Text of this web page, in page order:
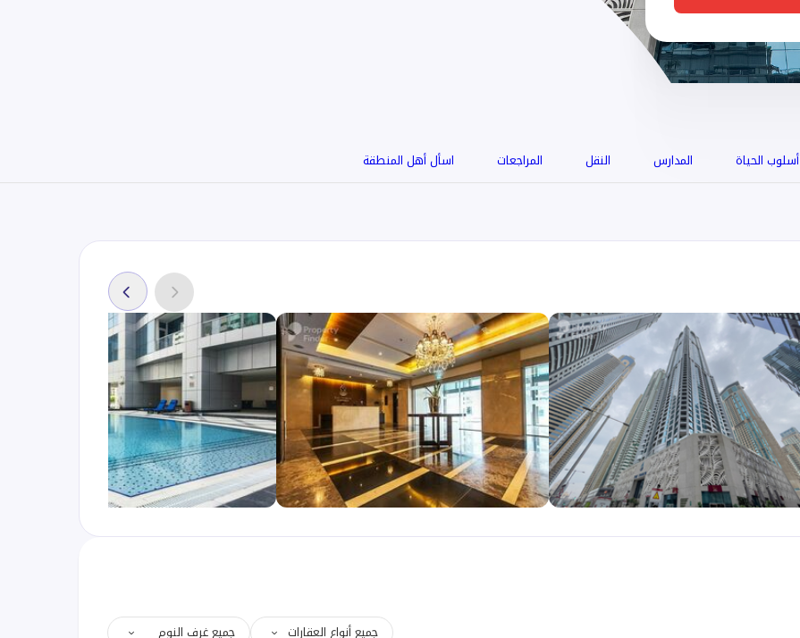
أسلوب الحياة المدارس النقل المراجعات اسأل أهل المنطقة
جميع أنواع العقارات جميع غرف النوم